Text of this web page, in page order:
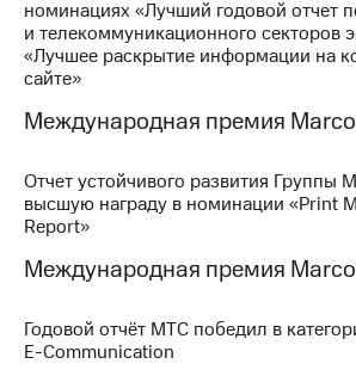
МТС
о технологиях
Финансовая
отчетность
Контакты
в
регионе
номинациях «Лучший годовой отчет
и телекоммуникационного секторов
«Лучшее раскрытие информации на
сайте»
Международная премия
Отчет устойчивого развития Группы
высшую награду в номинации «Print
Report»
Международная премия
Годовой отчёт МТС победил в
E-Communication